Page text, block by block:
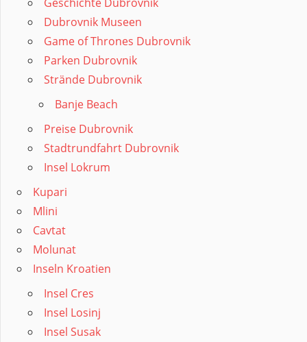
Dubrovnik Museen
Game of Thrones Dubrovnik
Parken Dubrovnik
Strände Dubrovnik
Banje Beach
Preise Dubrovnik
Stadtrundfahrt Dubrovnik
Insel Lokrum
Kupari
Mlini
Cavtat
Molunat
Inseln Kroatien
Insel Cres
Insel Losinj
Insel Susak